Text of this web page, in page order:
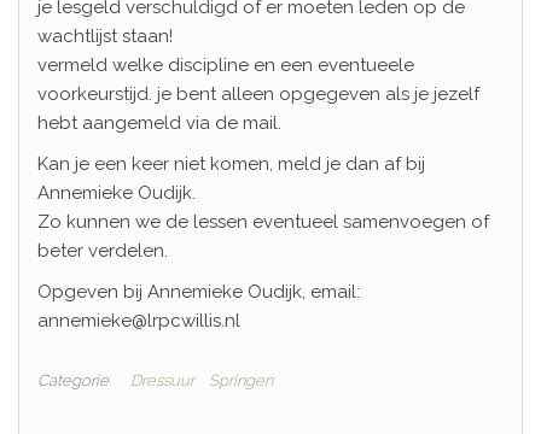
je lesgeld verschuldigd of er moeten leden op de
wachtlijst staan!
vermeld welke discipline en een eventueele
voorkeurstijd. je bent alleen opgegeven als je jezelf
hebt aangemeld via de mail.
Kan je een keer niet komen, meld je dan af bij
Annemieke Oudijk.
Zo kunnen we de lessen eventueel samenvoegen of
beter verdelen.
Opgeven bij Annemieke Oudijk, email:
annemieke@lrpcwillis.nl
Categorie Dressuur Springen